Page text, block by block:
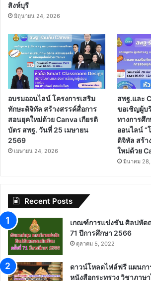
สิงห์บุรี
มิถุนายน 24, 2026
อบรมออนไลน์ โครงการเสริม
ทักษะดิจิทัล สร้างสรรค์สื่อการ
สอนยุคใหม่ด้วย Canva เกียรติ
บัตร สพฐ. วันที่ 25 เมษายน
2569
เมษายน 24, 2026
สพฐ.และ
ขอเชิญผู้บ
ทางการศึ
ออนไลน์ “
ดิจิทัล สร้า
ใหม่ด้วย
มีนาคม
Recent Posts
เกณฑ์การแข่งขัน ศิลปหัต
71 ปีการศึกษา 2566
ตุลาคม 5, 2022
ดาวน์โหลดไฟล์ฟรี แผนก
หนังสือกระทรวง วิชาภาษ